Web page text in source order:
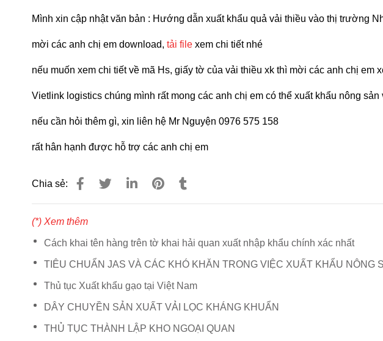
Mình xin cập nhật văn bản : Hướng dẫn xuất khẩu quả vải thiều vào thị trường
mời các anh chị em download, tải file xem chi tiết nhé
nếu muốn xem chi tiết về mã Hs, giấy tờ của vải thiều xk thì mời các anh chị em
Vietlink logistics chúng mình rất mong các anh chị em có thể xuất khẩu nông sản
nếu cần hỏi thêm gì, xin liên hệ Mr Nguyện 0976 575 158
rất hân hạnh được hỗ trợ các anh chị em
Chia sẻ:
(*) Xem thêm
Cách khai tên hàng trên tờ khai hải quan xuất nhập khẩu chính xác nhất
TIÊU CHUẨN JAS VÀ CÁC KHÓ KHĂN TRONG VIỆC XUẤT KHẨU NÔNG
Thủ tục Xuất khẩu gạo tại Việt Nam
DÂY CHUYỀN SẢN XUẤT VẢI LỌC KHÁNG KHUẨN
THỦ TỤC THÀNH LẬP KHO NGOẠI QUAN